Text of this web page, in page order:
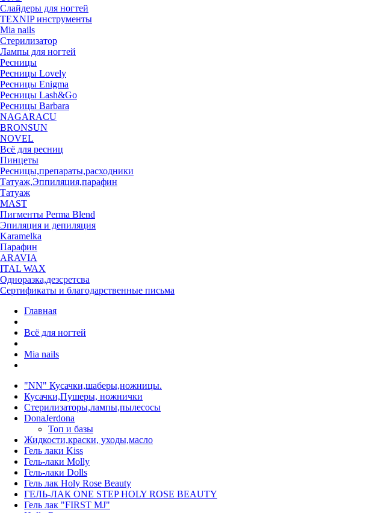
Слайдеры для ногтей
TEXNIP инструменты
Mia nails
Стерилизатор
Лампы для ногтей
Ресницы
Ресницы Lovely
Ресницы Enigma
Ресницы Lash&Go
Ресницы Barbara
NAGARACU
BRONSUN
NOVEL
Всё для ресниц
Пинцеты
Ресницы,препараты,расходники
Татуаж,Эппиляция,парафин
Татуаж
MAST
Пигменты Perma Blend
Эпиляция и депиляция
Karamelka
Парафин
ARAVIA
ITAL WAX
Одноразка,дезсретсва
Сертификаты и благодарственные письма
Главная
Всё для ногтей
Mia nails
"NN" Кусачки,шаберы,ножницы.
Кусачки,Пушеры, ножнички
Стерилизаторы,лампы,пылесосы
DonaJerdona
Топ и базы
Жидкости,краски, уходы,масло
Гель лаки Kiss
Гель-лаки Molly
Гель-лаки Dolls
Гель лак Holy Rose Beauty
ГЕЛЬ-ЛАК ONE STEP HOLY ROSE BEAUTY
Гель лак "FIRST MJ"